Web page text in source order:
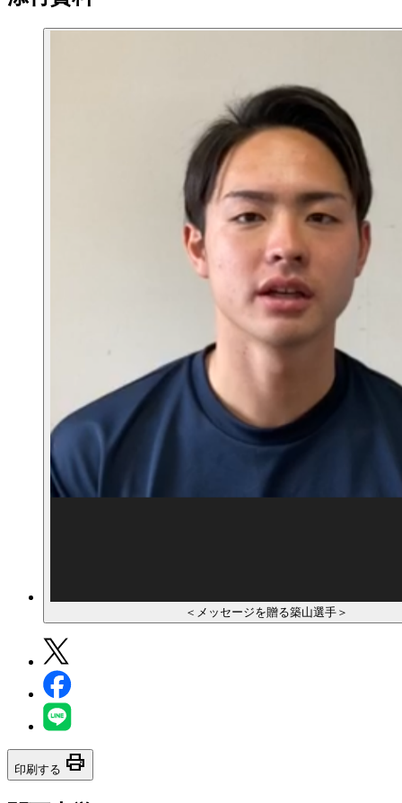
＜メッセージを贈る築山選手＞
印刷する print